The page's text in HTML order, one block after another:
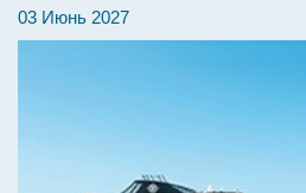
03 Июнь 2027